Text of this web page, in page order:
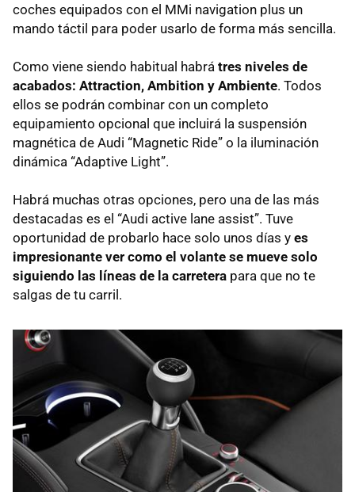
coches equipados con el MMi navigation plus un
mando táctil para poder usarlo de forma más sencilla.
Como viene siendo habitual habrá tres niveles de
acabados: Attraction, Ambition y Ambiente. Todos
ellos se podrán combinar con un completo
equipamiento opcional que incluirá la suspensión
magnética de Audi “Magnetic Ride” o la iluminación
dinámica “Adaptive Light”.
Habrá muchas otras opciones, pero una de las más
destacadas es el “Audi active lane assist”. Tuve
oportunidad de probarlo hace solo unos días y es
impresionante ver como el volante se mueve solo
siguiendo las líneas de la carretera para que no te
salgas de tu carril.